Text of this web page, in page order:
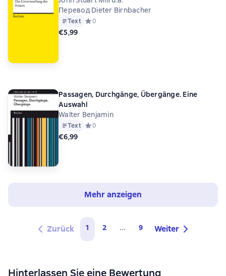
Перевод Dieter Birnbacher
Text Средний рейтинг 0 на основе 0 оценок
0
€5,99
Passagen, Durchgänge, Übergänge. Eine
Auswahl
Walter Benjamin
Text Средний рейтинг 0 на основе 0 оценок
0
€6,99
Mehr anzeigen
Zurück 1 2 ... 9 Weiter
Hinterlassen Sie eine Bewertung